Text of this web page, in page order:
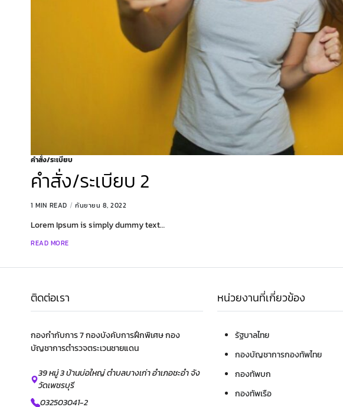
คำสั่ง/ระเบียบ
คำสั่ง/ระเบียบ 2
1 MIN READ กันยายน 8, 2022
Lorem Ipsum is simply dummy text…
READ MORE
ติดต่อเรา
กองกำกับการ 7 กองบังคับการฝึกพิเศษ กอง
บัญชาการตำรวจตระเวนชายแดน
39 หมู่ 3 บ้านบ่อใหญ่ ตำบลบางเก่า อำเภอชะอำ จัง
วัดเพชรบุรี
032503041-2
หน่วยงานที่เกี่ยวข้อง
รัฐบาลไทย
กองบัญชาการกองทัพไทย
กองทัพบก
กองทัพเรือ